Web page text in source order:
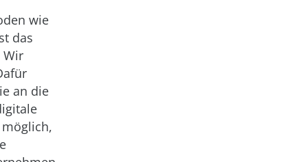
wie
das
Wir
an die